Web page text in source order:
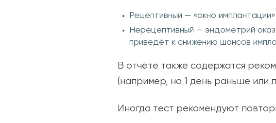
Рецептивный — «окно
Нерецептивный — эндометрий
приведёт к снижению шансов
В отчёте также содержатся
(например, на 1 день раньше или
Иногда тест рекомендуют